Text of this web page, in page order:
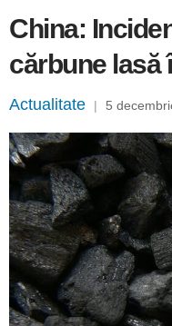
China:
cărbune lasă
Actualitate | 5